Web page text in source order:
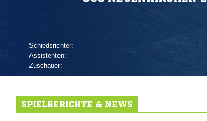
Schiedsrichter:
Assistenten:
Zuschauer:
SPIELBERICHTE & NEWS